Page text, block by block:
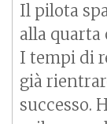
Il pilota
alla quarta
I tempi di
già
successo.